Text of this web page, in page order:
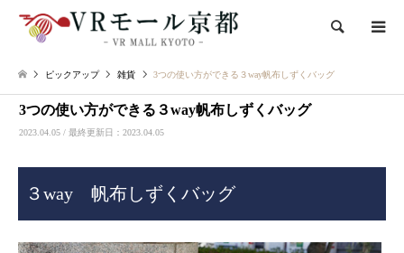
検索
ピックアップ 雑貨 3つの使い方ができる３way帆布しずくバッグ
3つの使い方ができる３way帆布しずくバッグ
2023.04.05 / 最終更新日：2023.04.05
３way 帆布しずくバッグ